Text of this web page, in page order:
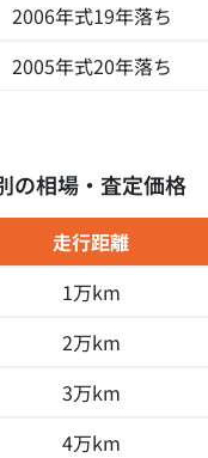
2006年式19年落ち
2005年式20年落ち
の相場・査定価格
走行距離
1万km
2万km
3万km
4万km